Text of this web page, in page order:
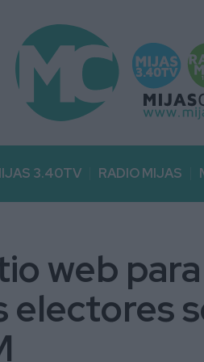
3.40TV RADIO MIJAS
web para
electores